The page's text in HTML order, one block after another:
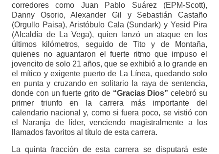
corredores como Juan Pablo Suárez (EPM-Scott),
Danny Osorio, Alexander Gil y Sebastián Castaño
(Orgullo Paisa), Aristóbulo Cala (Sundark) y Yesid Pira
(Alcaldía de La Vega), quien lanzó un ataque en los
últimos kilómetros, seguido de Tito y de Montaña,
quienes no aguantaron el fuerte ritmo que impuso el
jovencito de solo 21 años, que se exhibió a lo grande en
el mítico y exigente puerto de La Línea, quedando solo
en punta y cruzando en solitario la raya de sentencia,
donde con un fuerte grito de “Gracias Dios” celebró su
primer triunfo en la carrera más importante del
calendario nacional y, como si fuera poco, se vistió con
el Naranja de líder, venciendo magistralmente a los
llamados favoritos al título de esta carrera.
La quinta fracción de esta carrera se disputará este